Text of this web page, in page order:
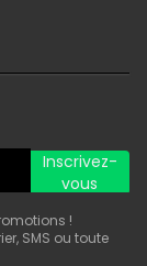
Inscrivez-
vous
!
SMS ou toute